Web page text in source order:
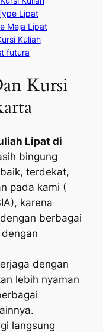
Lipat
Meja Lipat
Kuliah
futura
Kursi
Lipat di
bingung
terdekat,
pada kami (
karena
berbagai
dengan
lebih nyaman
langsung